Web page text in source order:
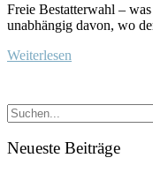
Freie Bestatterwahl –
unabhängig davon, wo
Weiterlesen
Neueste Beiträge